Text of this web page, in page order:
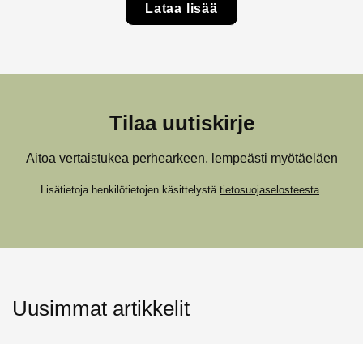
Lataa lisää
Tilaa uutiskirje
Aitoa vertaistukea perhearkeen, lempeästi myötäeläen
Lisätietoja henkilötietojen käsittelystä tietosuojaselosteesta.
Uusimmat artikkelit